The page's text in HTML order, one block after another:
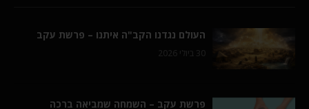
העולם נגדנו הקב"ה איתנו – פרשת עקב
30 ביולי 2026
פרשת עקב – השמחה שמביאה ברכה